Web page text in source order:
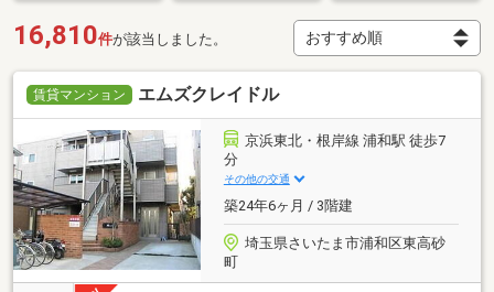
16,810件が該当しました。
賃貸マンション エムズクレイドル
京浜東北・根岸線 浦和駅 徒歩7
分
その他の交通
築24年6ヶ月 / 3階建
埼玉県さいたま市浦和区東高砂
町